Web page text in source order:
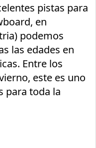
pistas para
en
podemos
las edades en
Entre los
este es uno
para toda la